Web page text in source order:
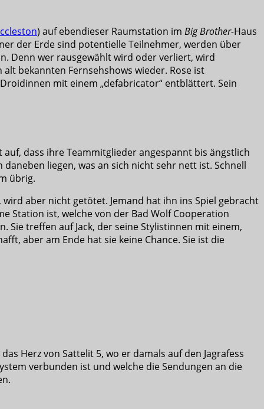
) auf ebendieser Raumstation im Big Brother-Haus
der Erde sind potentielle Teilnehmer, werden über
Denn wer rausgewählt wird oder verliert, wird
alt bekannten Fernsehshows wieder. Rose ist
mit einem „defabricator“ entblättert. Sein
dass ihre Teammitglieder angespannt bis ängstlich
liegen, was an sich nicht sehr nett ist. Schnell
übrig.
aber nicht getötet. Jemand hat ihn ins Spiel gebracht
Station ist, welche von der Bad Wolf Cooperation
treffen auf Jack, der seine Stylistinnen mit einem,
aber am Ende hat sie keine Chance. Sie ist die
Herz von Sattelit 5, wo er damals auf den Jagrafess
verbunden ist und welche die Sendungen an die